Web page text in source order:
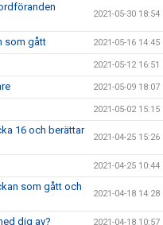
2021-05-30 18:54
som gått 2021-05-16 14:45
2021-05-12 16:51
2021-05-09 18:07
2021-05-02 15:15
16 och berättar
2021-04-25 15:26
2021-04-25 10:44
som gått och
2021-04-18 14:28
dig av? 2021-04-18 10:57